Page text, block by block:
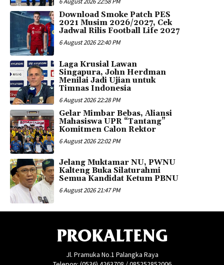
Download Smoke Patch PES
2021 Musim 2026/2027, Cek
Jadwal Rilis Football Life 2027
6 August 2026 22:40 PM
Laga Krusial Lawan
Singapura, John Herdman
Menilai Jadi Ujian untuk
Timnas Indonesia
6 August 2026 22:28 PM
Gelar Mimbar Bebas, Aliansi
Mahasiswa UPR “Tantang”
Komitmen Calon Rektor
6 August 2026 22:02 PM
Jelang Muktamar NU, PWNU
Kalteng Buka Silaturahmi
Semua Kandidat Ketum PBNU
6 August 2026 21:47 PM
PROKALTENG
Jl. Pramuka No.1 Palangka Raya